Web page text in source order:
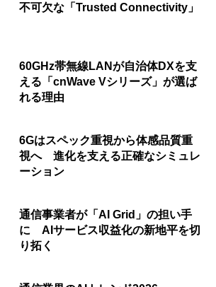
不可欠な「Trusted Connectivity」
60GHz帯無線LANが自治体DXを支
える「cnWave Vシリーズ」が選ば
れる理由
6Gはスペック重視から体感品質重
視へ 進化を支える正確なシミュレ
ーション
通信事業者が「AI Grid」の担い手
に AIサービス収益化の新地平を切
り拓く